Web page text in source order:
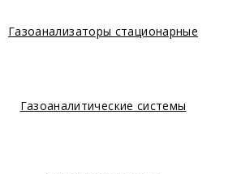
Газоанализаторы стационарные
Газоаналитические системы